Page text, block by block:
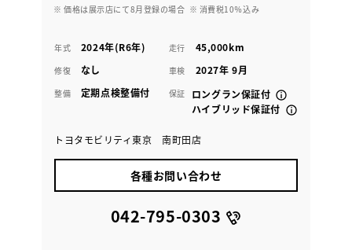
※ 価格は展示店にて8月登録の場合 ※ 消費税10％込み
年式 2024年(R6年) 走行 45,000km
修復 なし 車検 2027年 9月
整備 定期点検整備付 保証
ロングラン保証付
ハイブリッド保証付
トヨタモビリティ東京 南町田店
各種お問い合わせ
042-795-0303